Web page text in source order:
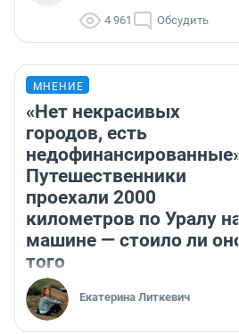
4 961 Обсудить
МНЕНИЕ
«Нет некрасивых
городов, есть
недофинансированные».
Путешественники
проехали 2000
километров по Уралу на
машине — стоило ли оно
того
Екатерина Литкевич